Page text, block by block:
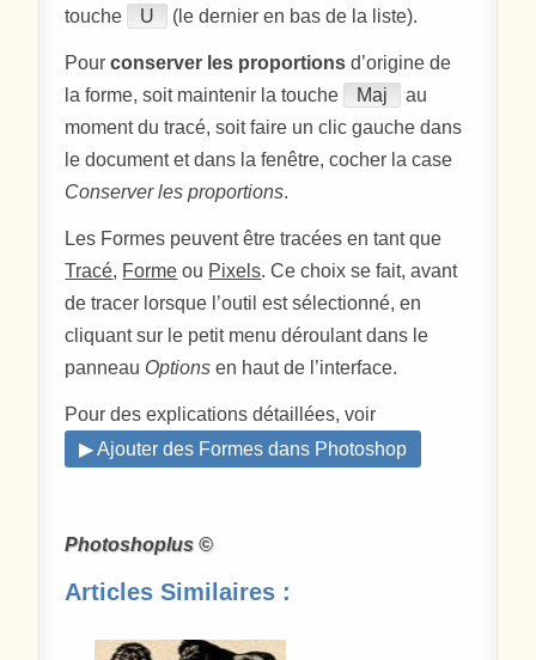
touche
U (le dernier en bas de la liste).
Pourconserver les proportions d’origine de
la forme, soit maintenir la touche
Maj
au
moment du tracé, soit faire un clic gauche dans
le document et dans la fenêtre, cocher la case
Conserver les proportions.
Les Formes peuvent être tracées en tant que
Tracé, Forme ou Pixels. Ce choix se fait, avant
de tracer lorsque l’outil est sélectionné, en
cliquant sur le petit menu déroulant dans le
panneau Options en haut de l’interface.
Pour des explications détaillées, voir
▶ Ajouter des Formes dans Photoshop
Photoshoplus ©
Articles Similaires :